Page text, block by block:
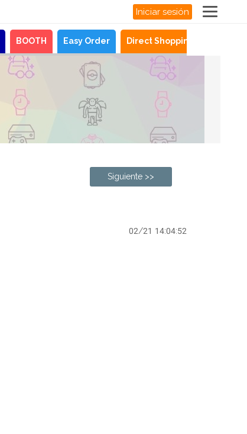
Iniciar sesión
BOOTH Easy Order Direct Shopping
Siguiente >>
02/21 14:04:52